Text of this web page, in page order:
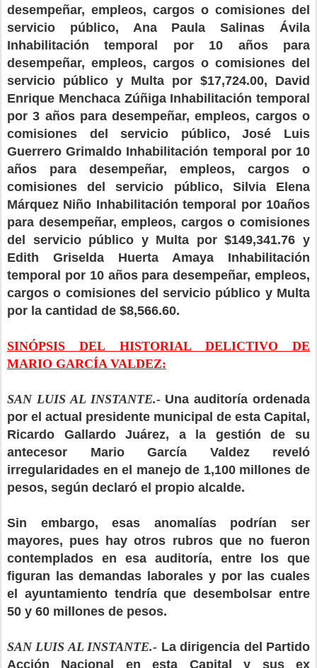
desempeñar, empleos, cargos o comisiones del
servicio público, Ana Paula Salinas Ávila
Inhabilitación temporal por 10 años para
desempeñar, empleos, cargos o comisiones del
servicio público y Multa por $17,724.00, David
Enrique Menchaca Zúñiga Inhabilitación temporal
por 3 años para desempeñar, empleos, cargos o
comisiones del servicio público, José Luis
Guerrero Grimaldo Inhabilitación temporal por 10
años para desempeñar, empleos, cargos o
comisiones del servicio público, Silvia Elena
Márquez Niño Inhabilitación temporal por 10años
para desempeñar, empleos, cargos o comisiones
del servicio público y Multa por $149,341.76 y
Edith Griselda Huerta Amaya Inhabilitación
temporal por 10 años para desempeñar, empleos,
cargos o comisiones del servicio público y Multa
por la cantidad de $8,566.60.
SINÓPSIS DEL HISTORIAL DELICTIVO DE
MARIO GARCÍA VALDEZ:
SAN LUIS AL INSTANTE.-Una auditoría ordenada
por el actual presidente municipal de esta Capital,
Ricardo Gallardo Juárez, a la gestión de su
antecesor Mario García Valdez reveló
irregularidades en el manejo de 1,100 millones de
pesos, según declaró el propio alcalde.
Sin embargo, esas anomalías podrían ser
mayores, pues hay otros rubros que no fueron
contemplados en esa auditoría, entre los que
figuran las demandas laborales y por las cuales
el ayuntamiento tendría que desembolsar entre
50 y 60 millones de pesos.
SAN LUIS AL INSTANTE.- La dirigencia del Partido
Acción Nacional en esta Capital y sus ex